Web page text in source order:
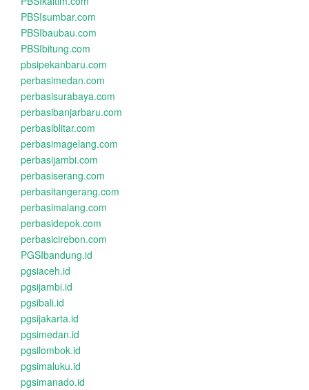
PBSIsumbar.com
PBSIbaubau.com
PBSIbitung.com
pbsipekanbaru.com
perbasimedan.com
perbasisurabaya.com
perbasibanjarbaru.com
perbasiblitar.com
perbasimagelang.com
perbasijambi.com
perbasiserang.com
perbasitangerang.com
perbasimalang.com
perbasidepok.com
perbasicirebon.com
PGSIbandung.id
pgsiaceh.id
pgsijambi.id
pgsibali.id
pgsijakarta.id
pgsimedan.id
pgsilombok.id
pgsimaluku.id
pgsimanado.id